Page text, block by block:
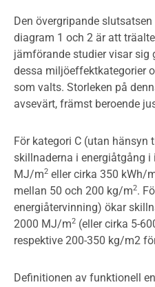
Den övergripande
diagram 1 och 2 är att
jämförande studier visar sig
dessa miljöeffektkategorier
som valts. Storleken på
avsevärt, främst beroende
För kategori C (utan hänsyn
skillnaderna i energiåtgång
MJ/m2 eller cirka 350 kWh/
mellan 50 och 200 kg/m2.
energiåtervinning) ökar
2000 MJ/m2 (eller cirka 5-
respektive 200-350 kg/m2
Definitionen av funktionell